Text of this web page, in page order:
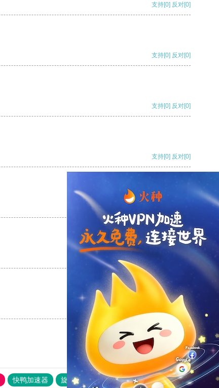
支持[0] 反对[0]
支持[0] 反对[0]
支持[0] 反对[0]
支持[0] 反对[0]
反对
反对[0]
快鸭加速器 旋风加速度器 外网网址导航 软件中心